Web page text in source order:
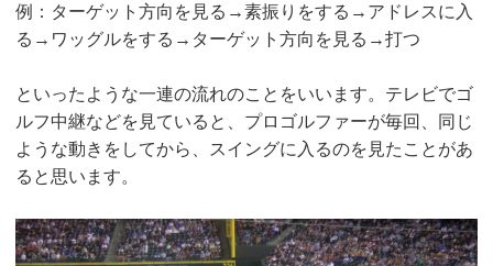
例：ターゲット方向を見る→素振りをする→アドレスに入
る→ワッグルをする→ターゲット方向を見る→打つ
といったような一連の流れのことをいいます。テレビでゴ
ルフ中継などを見ていると、プロゴルファーが毎回、同じ
ような動きをしてから、スイングに入るのを見たことがあ
ると思います。